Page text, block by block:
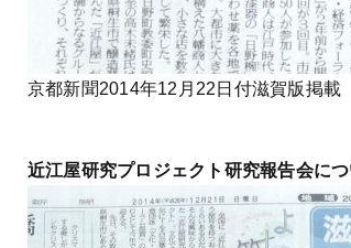
京都新聞2014年12月22日付滋賀版掲載
近江屋研究プロジェクト研究報告会に